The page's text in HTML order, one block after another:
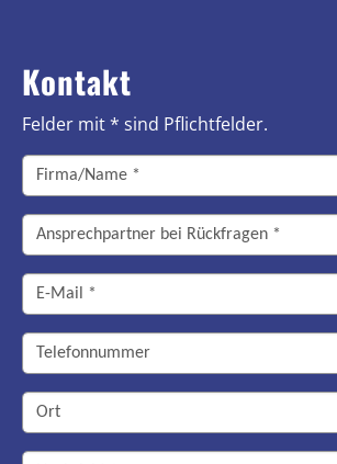
Kontakt
Felder mit * sind Pflichtfelder.